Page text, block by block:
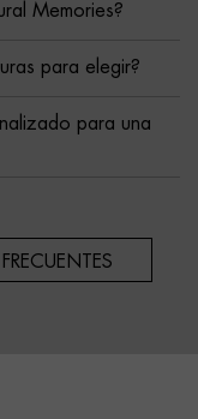
Memories?
para elegir?
para una